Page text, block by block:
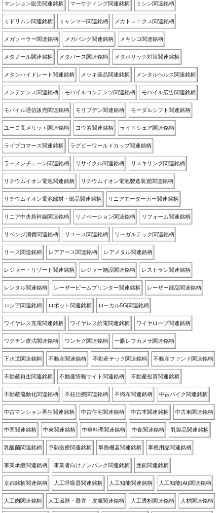
マンション販売関連銘柄 マーケティング関連銘柄 ミシン関連銘柄
ミドリムシ関連銘柄 ミャンマー関連銘柄 メカトロニクス関連銘柄
メガソーラー関連銘柄 メガバンク関連銘柄 メキシコ関連銘柄
メタノール関連銘柄 メタバース関連銘柄 メタボリック対策関連銘柄
メタンハイドレート関連銘柄 メッキ薬品関連銘柄 メンタルヘルス関連銘柄
メンテナンス関連銘柄 モバイルコンテンツ関連銘柄 モバイル広告関連銘柄
モバイル通信販売関連銘柄 モリブデン関連銘柄 モーダルシフト関連銘柄
ユーロ高メリット関連銘柄 ヨウ素関連銘柄 ライドシェア関連銘柄
ライブコマース関連銘柄 ラグビーワールドカップ関連銘柄
ラーメンチェーン関連銘柄 リサイクル関連銘柄 リスキリング関連銘柄
リチウムイオン電池関連銘柄 リチウムイオン電池製造装置関連銘柄
リチウムイオン電池部材・部品関連銘柄 リニアモーターカー関連銘柄
リニア中央新幹線関連銘柄 リノベーション関連銘柄 リフォーム関連銘柄
リベンジ消費関連銘柄 リユース関連銘柄 リーガルテック関連銘柄
リース関連銘柄 レアアース関連銘柄 レアメタル関連銘柄
レジャー・リゾート関連銘柄 レジャー施設関連銘柄 レストラン関連銘柄
レンタル関連銘柄 レーザービームプリンター関連銘柄 レーザー部品関連銘柄
ロシア関連銘柄 ロボット関連銘柄 ローカル5G関連銘柄
ワイヤレス充電関連銘柄 ワイヤレス給電関連銘柄 ワイヤロープ関連銘柄
ワクチン療法関連銘柄 ワンセグ関連銘柄 一眼レフカメラ関連銘柄
下水道関連銘柄 不動産関連銘柄 不動産テック関連銘柄 不動産ファンド関連銘柄
不動産再生関連銘柄 不動産情報サイト関連銘柄 不動産投資関連銘柄
不動産流動化関連銘柄 不妊治療関連銘柄 不織布関連銘柄 中古バイク関連銘柄
中古マンション再生関連銘柄 中古住宅関連銘柄 中古本関連銘柄 中古車関連銘柄
中国関連銘柄 中東関連銘柄 中華料理関連銘柄 中食関連銘柄 乳製品関連銘柄
乳酸菌関連銘柄 予防医療関連銘柄 事務機器関連銘柄 事務用品関連銘柄
事業承継関連銘柄 事業者向けノンバンク関連銘柄 亜鉛関連銘柄
京都銘柄関連銘柄 人工呼吸器関連銘柄 人工知能関連銘柄 人工知能(AI)関連銘柄
人工肉関連銘柄 人工臓器・器官・皮膚関連銘柄 人工透析関連銘柄 人材関連銘柄